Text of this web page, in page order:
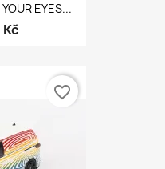
EYES...
favorite_border